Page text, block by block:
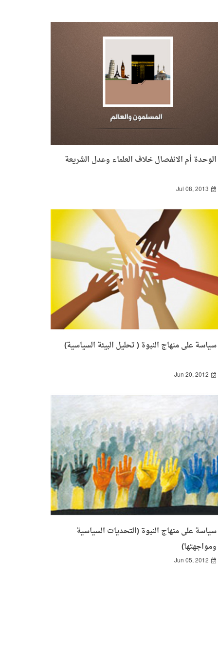
الوحدة أم الانفصال خلاف العلماء وعدل الشريعة
Jul 08, 2013
سياسة على منهاج النبوة ( تحليل البيئة السياسية)
Jun 20, 2012
سياسة على منهاج النبوة (التحديات السياسية
ومواجهتها)
Jun 05, 2012